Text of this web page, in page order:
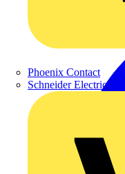
Phoenix Contact
Schneider Electric